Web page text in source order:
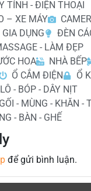
TÍNH - ĐIỆN THOẠI
– XE MÁY
DỤNG
ĐÈN
- LÀM ĐẸP
HOA
NHÀ BẾP
Ổ CẮM ĐIỆN
Ổ
- BÓP - DÂY NỊT
- MÙNG - KHĂN -
- BÀN - GHẾ
để gửi bình luận.